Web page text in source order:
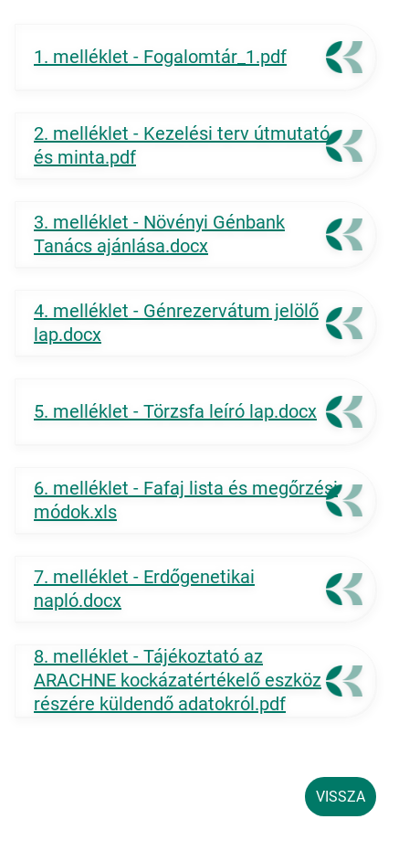
1. melléklet - Fogalomtár_1.pdf
2. melléklet - Kezelési terv útmutató
és minta.pdf
3. melléklet - Növényi Génbank
Tanács ajánlása.docx
4. melléklet - Génrezervátum jelölő
lap.docx
5. melléklet - Törzsfa leíró lap.docx
6. melléklet - Fafaj lista és megőrzési
módok.xls
7. melléklet - Erdőgenetikai
napló.docx
8. melléklet - Tájékoztató az
ARACHNE kockázatértékelő eszköz
részére küldendő adatokról.pdf
VISSZA